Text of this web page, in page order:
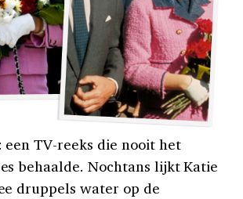
een TV-reeks die nooit het
behaalde. Nochtans lijkt Katie
druppels water op de